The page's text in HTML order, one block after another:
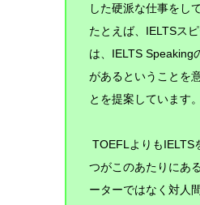
した硬派な仕事をし
たとえば、IELTSス
は、IELTS Speaking
があるということを
とを提案しています。
TOEFLよりもIELTS
つがこのあたりにあ
ーターではなく対人